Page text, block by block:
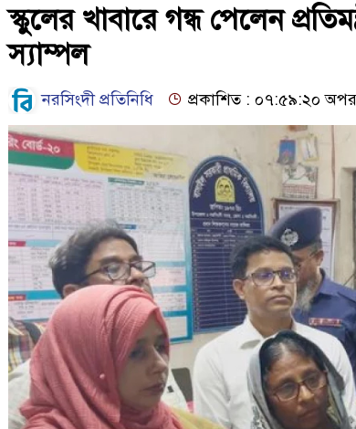
স্কুলের খাবারে গন্ধ পেলেন
স্যাম্পল
নরসিংদী প্রতিনিধি প্রকাশিত : ০৭:৫৯:২০